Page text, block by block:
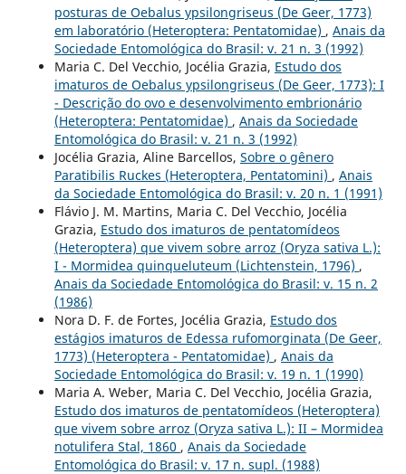
posturas de Oebalus ypsilongriseus (De Geer, 1773)
em laboratório (Heteroptera: Pentatomidae) , Anais da
Sociedade Entomológica do Brasil: v. 21 n. 3 (1992)
Maria C. Del Vecchio, Jocélia Grazia, Estudo dos
imaturos de Oebalus ypsilongriseus (De Geer, 1773): I
- Descrição do ovo e desenvolvimento embrionário
(Heteroptera: Pentatomidae) , Anais da Sociedade
Entomológica do Brasil: v. 21 n. 3 (1992)
Jocélia Grazia, Aline Barcellos, Sobre o gênero
Paratibilis Ruckes (Heteroptera, Pentatomini) , Anais
da Sociedade Entomológica do Brasil: v. 20 n. 1 (1991)
Flávio J. M. Martins, Maria C. Del Vecchio, Jocélia
Grazia, Estudo dos imaturos de pentatomídeos
(Heteroptera) que vivem sobre arroz (Oryza sativa L.):
I - Mormidea quinqueluteum (Lichtenstein, 1796) ,
Anais da Sociedade Entomológica do Brasil: v. 15 n. 2
(1986)
Nora D. F. de Fortes, Jocélia Grazia, Estudo dos
estágios imaturos de Edessa rufomorginata (De Geer,
1773) (Heteroptera - Pentatomidae) , Anais da
Sociedade Entomológica do Brasil: v. 19 n. 1 (1990)
Maria A. Weber, Maria C. Del Vecchio, Jocélia Grazia,
Estudo dos imaturos de pentatomídeos (Heteroptera)
que vivem sobre arroz (Oryza sativa L.): II – Mormidea
notulifera Stal, 1860 , Anais da Sociedade
Entomológica do Brasil: v. 17 n. supl. (1988)